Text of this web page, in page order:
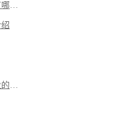
钢结构防腐常用的方法有哪些？
水性涂料在石油石化企业的配套应用